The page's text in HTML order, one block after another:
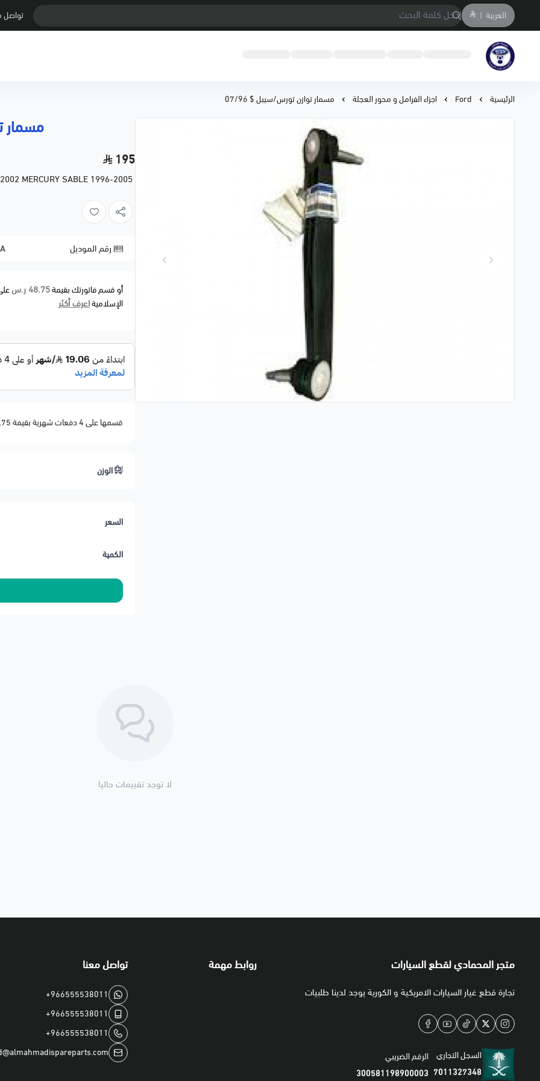
العربية | تواصل
متجر المحمادي لقطع السيارات
الرئيسية Ford اجزاء الفرامل و محور العجلة مسمار توازن تورس/سيبل $ 07/96
مسمار
195
MERCURY SABLE 1996-2005
رقم الموديل
أو قسم فاتورتك بقيمة48.75 ر.س
الإسلاميةاعرف أكثر
قسمها على 4 دفعات شهرية بقيمة 48.75
الوزن
السعر
الكمية
لا توجد تقييمات حاليا
متجر المحمادي لقطع السيارات
تجارة قطع غيار السيارات الامريكية و الكورية يوجد لدينا طلبيات
السجل التجاري
7011327348
الرقم الضريبي
300581198900003
روابط مهمة تواصل معنا
+966555538011
+966555538011
+966555538011